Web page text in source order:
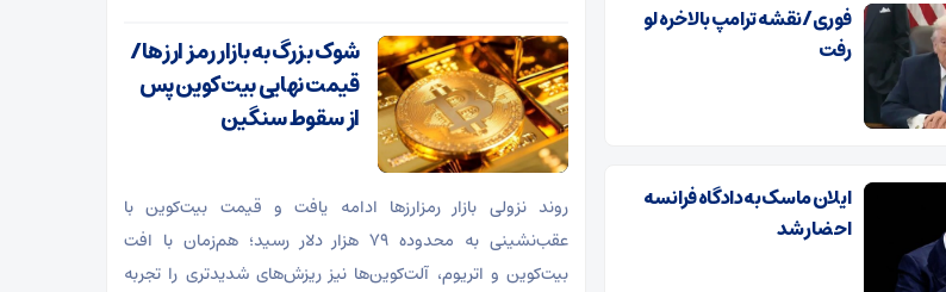
فوری/ نقشه ترامپ بالاخره لو
رفت
ایلان ماسک به دادگاه فرانسه
احضار شد
شوک بزرگ به بازار رمز ارزها/
قیمت نهایی بیت‌کوین پس
از سقوط سنگین
روند نزولی بازار رمزارز‌ها ادامه یافت و قیمت بیت‌کوین با
عقب‌نشینی به محدوده ۷۹ هزار دلار رسید؛ هم‌زمان با افت
بیت‌کوین و اتریوم، آلت‌کوین‌ها نیز ریزش‌های شدیدتری را تجربه